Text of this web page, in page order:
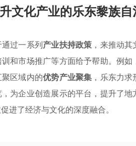
文化产业的乐东黎族
过一系列产业扶持政策 ，来推动
和市场推广等方面给予帮助。例
区域内的优势产业聚集 ，乐东力
为企业创造展示的平台，提升了
进了经济与文化的深度融合。